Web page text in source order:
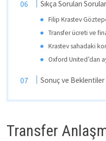
Sıkça Sorulan Sorular
Filip Krastev
Transfer ücreti ve
Krastev sahadaki
Oxford United’dan
Sonuç ve Beklentiler
Transfer